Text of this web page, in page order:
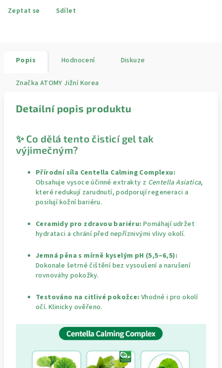
Zeptat se Sdílet
Popis Hodnocení Diskuze
Značka ATOMY Jižní Korea
Detailní popis produktu
✨ Co dělá tento čisticí gel tak
výjimečným?
Přírodní síla Centella Calming Complexu:
Obsahuje vysoce účinné extrakty z Centella Asiatica,
které redukují zarudnutí, podporují regeneraci a
posilují kožní bariéru.
Ceramidy pro zdravou bariéru: Pomáhají udržet
hydrataci a chrání před nepříznivými vlivy okolí.
Jemná pěna s mírně kyselým pH (5,5–6,5):
Dokonale šetrné čištění bez vysoušení a narušení
rovnováhy pokožky.
Testováno na citlivé pokožce: Vhodné i pro okolí
očí. Klinicky ověřeno.